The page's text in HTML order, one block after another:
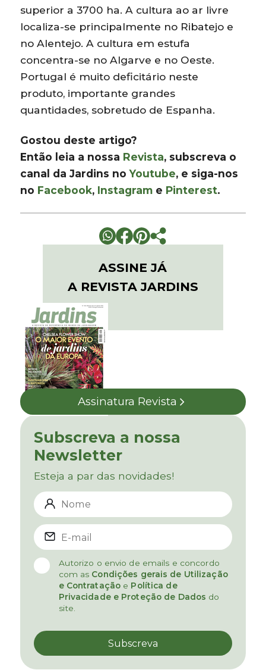
superior a 3700 ha. A cultura ao ar livre
localiza-se principalmente no Ribatejo e
no Alentejo. A cultura em estufa
concentra-se no Algarve e no Oeste.
Portugal é muito deficitário neste
produto, importante grandes
quantidades, sobretudo de Espanha.
Gostou deste artigo?
Então leia a nossa Revista, subscreva o
canal da Jardins noYoutube, e siga-nos
no Facebook, Instagram e Pinterest.
ASSINE JÁ
A REVISTA JARDINS
Assinatura Revista
Subscreva a nossa
Newsletter
Esteja a par das novidades!
Autorizo o envio de emails e concordo
com as Condições gerais de Utilização
e Contratação e Política de
Privacidade e Proteção de Dados do
site.